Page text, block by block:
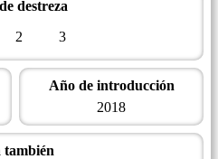
destreza
2 3
Año de introducción
2018
también